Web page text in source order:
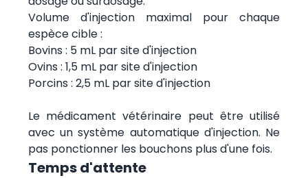
Volume d'injection maximal pour chaque
espèce cible :
Bovins : 5 mL par site d'injection
Ovins : 1,5 mL par site d'injection
Porcins : 2,5 mL par site d'injection
Le médicament vétérinaire peut être utilisé
avec un système automatique d'injection. Ne
pas ponctionner les bouchons plus d'une fois.
Temps d'attente